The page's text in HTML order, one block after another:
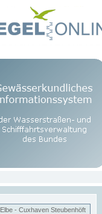
Elbe - Cuxhaven Steubenhöft